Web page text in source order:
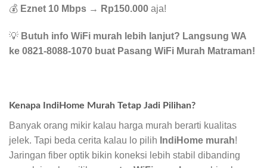
💰 Eznet 10 Mbps → Rp150.000 aja!
💡 Butuh info WiFi murah lebih lanjut? Langsung WA
ke 0821-8088-1070 buat Pasang WiFi Murah Matraman!
Kenapa IndiHome Murah Tetap Jadi Pilihan?
Banyak orang mikir kalau harga murah berarti kualitas
jelek. Tapi beda cerita kalau lo pilih IndiHome murah!
Jaringan fiber optik bikin koneksi lebih stabil dibanding